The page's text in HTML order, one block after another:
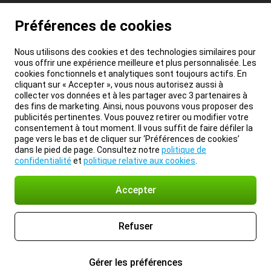
Préférences de cookies
Nous utilisons des cookies et des technologies similaires pour
vous offrir une expérience meilleure et plus personnalisée. Les
cookies fonctionnels et analytiques sont toujours actifs. En
cliquant sur « Accepter », vous nous autorisez aussi à
collecter vos données et à les partager avec 3 partenaires à
des fins de marketing. Ainsi, nous pouvons vous proposer des
publicités pertinentes. Vous pouvez retirer ou modifier votre
consentement à tout moment. Il vous suffit de faire défiler la
page vers le bas et de cliquer sur ‘Préférences de cookies’
dans le pied de page. Consultez notre politique de
confidentialité et politique relative aux cookies
Accepter
Refuser
Gérer les préférences